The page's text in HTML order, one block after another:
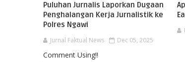
Puluhan Jurnalis Laporkan Dugaan
Penghalangan Kerja Jurnalistik ke
Polres Ngawi
Jurnal Faktual News Dec 05, 2025
Comment Using!!